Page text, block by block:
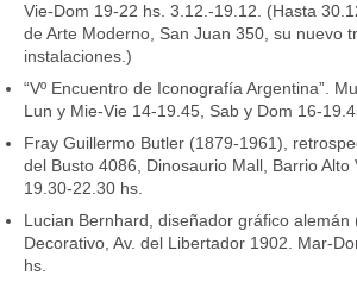
Vie-Dom 19-22 hs. 3.12.-19.12. (Hasta
de Arte Moderno, San Juan 350, su nuevo
instalaciones.)
“Vº Encuentro de Iconografía Argentina”.
Lun y Mie-Vie 14-19.45, Sab y Dom 16-
Fray Guillermo Butler (1879-1961),
del Busto 4086, Dinosaurio Mall, Barrio Alto
19.30-22.30 hs.
Lucian Bernhard, diseñador gráfico
Decorativo, Av. del Libertador 1902. Mar-
hs.